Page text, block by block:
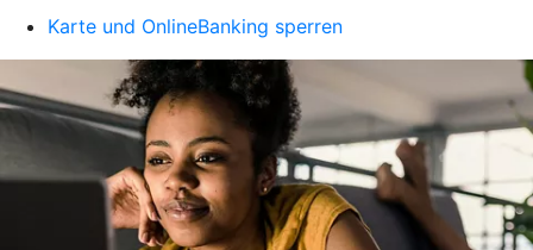
Karte und OnlineBanking sperren